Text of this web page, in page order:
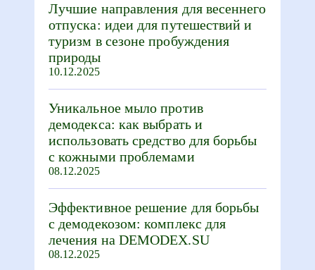
Лучшие направления для весеннего
отпуска: идеи для путешествий и
туризм в сезоне пробуждения
природы
10.12.2025
Уникальное мыло против
демодекса: как выбрать и
использовать средство для борьбы
с кожными проблемами
08.12.2025
Эффективное решение для борьбы
с демодекозом: комплекс для
лечения на DEMODEX.SU
08.12.2025